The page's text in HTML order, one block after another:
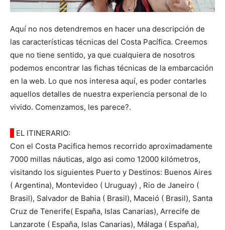
Aquí no nos detendremos en hacer una descripción de
las características técnicas del Costa Pacífica. Creemos
que no tiene sentido, ya que cualquiera de nosotros
podemos encontrar las fichas técnicas de la embarcación
en la web. Lo que nos interesa aquí, es poder contarles
aquellos detalles de nuestra experiencia personal de lo
vivido. Comenzamos, les parece?.
EL ITINERARIO:
Con el Costa Pacifica hemos recorrido aproximadamente
7000 millas náuticas, algo asi como 12000 kilómetros,
visitando los siguientes Puerto y Destinos: Buenos Aires
( Argentina), Montevideo ( Uruguay) , Rio de Janeiro (
Brasil), Salvador de Bahia ( Brasil), Maceió ( Brasil), Santa
Cruz de Tenerife( España, Islas Canarias), Arrecife de
Lanzarote ( España, Islas Canarias), Málaga ( España),